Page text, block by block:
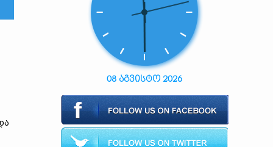
08 აგვისტო 2026